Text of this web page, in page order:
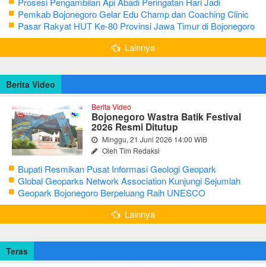
Bojonegoro Ke-348
Pemkab Bojonegoro Gelar Edu Champ dan Coaching Clinic
Seni Reog dan Jaranan
Pasar Rakyat HUT Ke-80 Provinsi Jawa Timur di Bojonegoro
Lainnya
Berita Video
Berita Video
Bojonegoro Wastra Batik Festival
2026 Resmi Ditutup
Minggu, 21 Juni 2026 14:00 WIB
Oleh Tim Redaksi
Bupati Resmikan Pusat Informasi Geologi Geopark
Bojonegoro
Global Geoparks Network Association Kunjungi Sejumlah
Geosite di Bojonegoro
Geopark Bojonegoro Berpeluang Raih UNESCO
Global Geopark
Lainnya
Teras